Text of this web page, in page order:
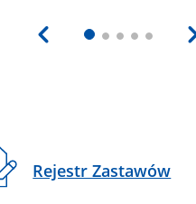
Rejestr Zastawów